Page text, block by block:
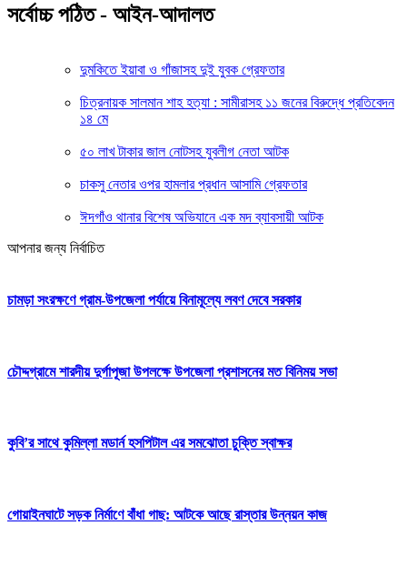
সর্বোচ্চ পঠিত - আইন-আদালত
দুমকিতে ইয়াবা ও গাঁজাসহ দুই যুবক গ্রেফতার
চিত্রনায়ক সালমান শাহ হত্যা : সামীরাসহ ১১ জনের বিরুদ্ধে প্রতিবেদন
১৪ মে
৫০ লাখ টাকার জাল নোটসহ যুবলীগ নেতা আটক
চাকসু নেতার ওপর হামলার প্রধান আসামি গ্রেফতার
ঈদগাঁও থানার বিশেষ অভিযানে এক মদ ব্যাবসায়ী আটক
আপনার জন্য নির্বাচিত
চামড়া সংরক্ষণে গ্রাম-উপজেলা পর্যায়ে বিনামূল্যে লবণ দেবে সরকার
চৌদ্দগ্রামে শারদীয় দুর্গাপূজা উপলক্ষে উপজেলা প্রশাসনের মত বিনিময় সভা
‎কুবি’র সাথে কুমিল্লা মডার্ন হসপিটাল এর সমঝোতা চুক্তি স্বাক্ষর
গোয়াইনঘাটে সড়ক নির্মাণে বাঁধা গাছ: আটকে আছে রাস্তার উন্নয়ন কাজ